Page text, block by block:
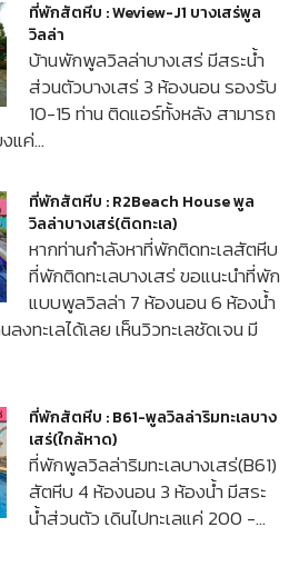
ที่พักสัตหีบ : Weview-J1 บางเสร่พูล
วิลล่า
บ้านพักพูลวิลล่าบางเสร่ มีสระน้ำ
ส่วนตัวบางเสร่ 3 ห้องนอน รองรับ
10-15 ท่าน ติดแอร์ทั้งหลัง สามารถ
แค่…
ที่พักสัตหีบ : R2Beach House พูล
วิลล่าบางเสร่(ติดทะเล)
หากท่านกำลังหาที่พักติดทะเลสัตหีบ
ที่พักติดทะเลบางเสร่ ขอแนะนำที่พัก
แบบพูลวิลล่า 7 ห้องนอน 6 ห้องน้ำ
งทะเลได้เลย เห็นวิวทะเลชัดเจน มี
ที่พักสัตหีบ : B61-พูลวิลล่าริมทะเลบาง
เสร่(ใกล้หาด)
ที่พักพูลวิลล่าริมทะเลบางเสร่(B61)
สัตหีบ 4 ห้องนอน 3 ห้องน้ำ มีสระ
น้ำส่วนตัว เดินไปทะเลแค่ 200 -…